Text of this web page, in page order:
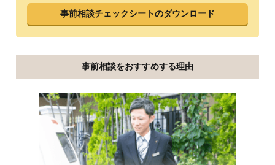
事前相談チェックシートのダウンロード
事前相談をおすすめする理由